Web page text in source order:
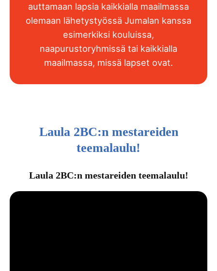
auttamaan lapsia kaikkialla maailmassa
olemaan lähetystyössä Jumalan kanssa
esimerkiksi kouluissa,
naapurustoryhmissä tai kaikkialla
maailmassa, missä lapset ovat.
Laula 2BC:n mestareiden
teemalaulu!
Laula 2BC:n mestareiden teemalaulu!